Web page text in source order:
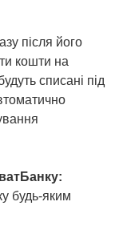
після його
кошти на
списані під
будь-яким